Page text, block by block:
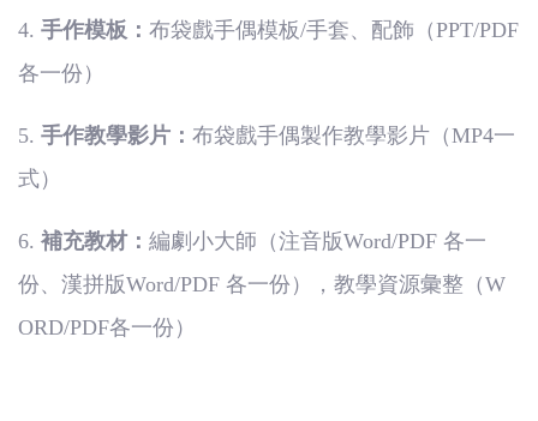
4. 手作模板： 布袋戲手偶模板/手套、配飾（PPT/PDF
各一份）
5. 手作教學影片： 布袋戲手偶製作教學影片（MP4一
式）
6. 補充教材： 編劇小大師（注音版Word/PDF 各一
份、漢拼版Word/PDF 各一份），教學資源彙整（W
ORD/PDF各一份）